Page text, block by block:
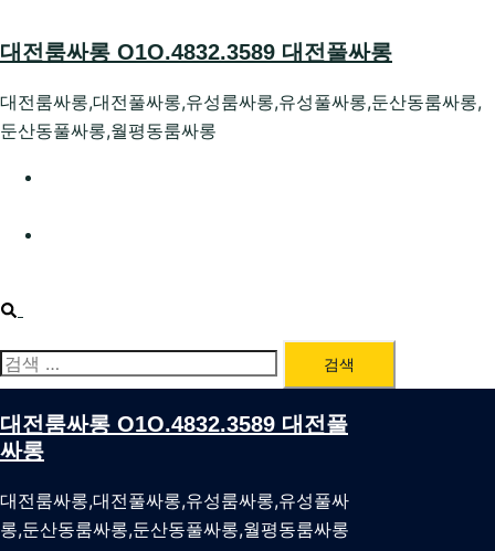
to
대전룸싸롱 O1O.4832.3589 대전풀싸롱
대전룸싸롱,대전풀싸롱,유성룸싸롱,유성풀싸롱,둔산동룸싸롱,
둔산동풀싸롱,월평동룸싸롱
Search
검
색:
대전룸싸롱 O1O.4832.3589 대전풀
싸롱
대전룸싸롱,대전풀싸롱,유성룸싸롱,유성풀싸
롱,둔산동룸싸롱,둔산동풀싸롱,월평동룸싸롱